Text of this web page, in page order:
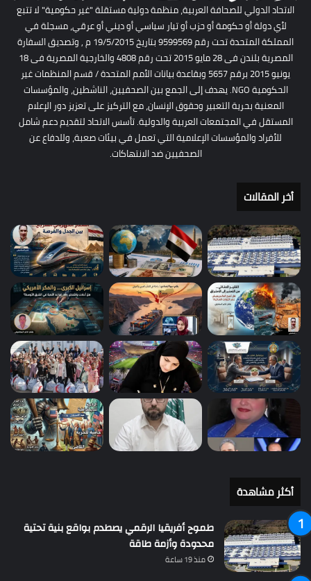
الاتحاد الدولي للصحافة العربية، منظمة دولية مستقلة "غير حكومية" لا تتبع
لأي دولة أو حكومة أو حزب أو تيار سياسي أو ديني أو عرقي، مسجلة في
المملكة المتحدة تحت رقم 9599569 بتاريخ 19/5/2015 م , وتصديق السفارة
المصرية بلندن فى 28 مايو 2015 تحت رقم 4808 والخارجية المصرية فى 18
يونيو 2015 برقم 5657 وبقاعدة بيانات الأمم المتحدة / قسم المنظمات غير
الحكومية NGO. يهدف إلى الجمع بين الصحفيين، الناشطين، والمؤسسات
المعنية بحرية التعبير وحقوق الإنسان، مع التركيز على تعزيز دور الإعلام
المستقل في المجتمعات العربية والدولية. تأسس الاتحاد لتقديم دعم شامل
للأفراد والمؤسسات الإعلامية التي تعمل في بيئات صعبة، وللدفاع عن
الصحفيين ضد الانتهاكات.
أخر المقالات
أكثر مشاهدة
طموح أفريقيا الرقمي يصطدم بواقع بنية تحتية
محدودة وأزمة طاقة
منذ 19 ساعة